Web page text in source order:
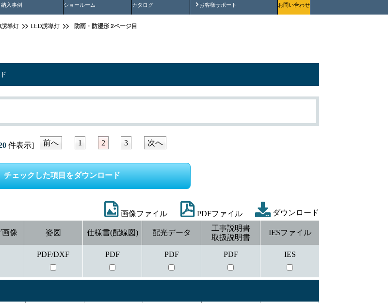
納入事例
納入事例動画 ショールーム カタログ お客様サポート
安全にご使用いただくためにお問い合わせ
誘導灯 LED誘導灯 防雨・防湿形 2ページ目
件表示] 前へ 1 2 3 次へ
画像ファイル PDFファイル ダウンロード
画像 姿図
PDF/DXF
仕様書(配線図)
PDF
配光データ
PDF
工事説明書
取扱説明書
PDF
IESファイル
IES